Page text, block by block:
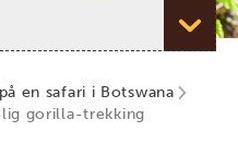
en safari i Botswana
gorilla-trekking